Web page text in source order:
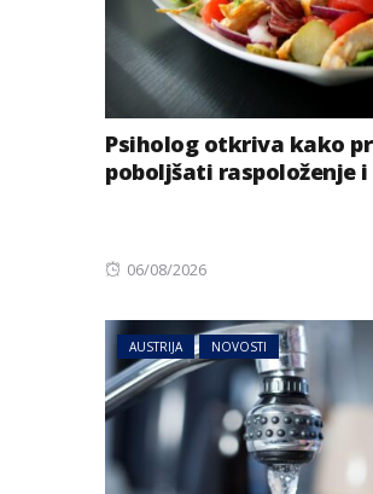
Psiholog otkriva kako
poboljšati raspoloženje
Posted
06/08/2026
AUSTRIJA NOVOSTI